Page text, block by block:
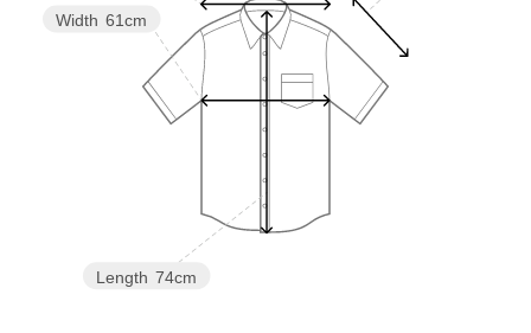
Length 74cm
Width 61cm